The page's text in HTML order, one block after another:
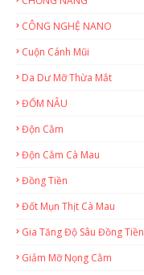
CÔNG NGHỆ NANO
Cuộn Cánh Mũi
Da Dư Mỡ Thừa Mắt
ĐỐM NÂU
Độn Cằm
Độn Cằm Cà Mau
Đồng Tiền
Đốt Mụn Thịt Cà Mau
Gia Tăng Độ Sâu Đồng Tiền
Giảm Mỡ Nọng Cằm